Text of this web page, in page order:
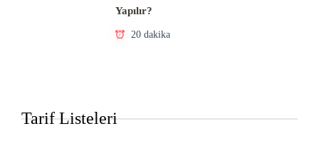
Yapılır?
20 dakika
Tarif Listeleri